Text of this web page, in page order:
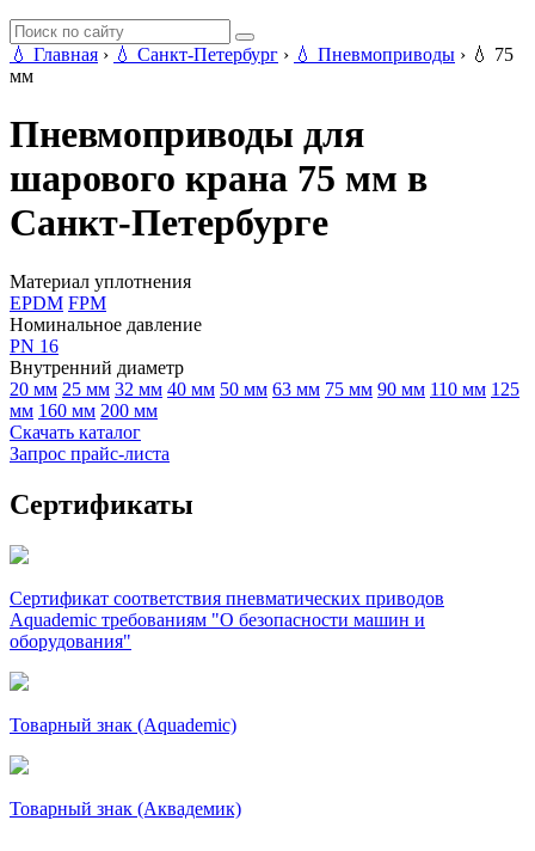
💧 Главная › 💧 Санкт-Петербург › 💧 Пневмоприводы › 💧 75
мм
Пневмоприводы для
шарового крана 75 мм в
Санкт-Петербурге
Материал уплотнения
EPDM FPM
Номинальное давление
PN 16
Внутренний диаметр
20 мм 25 мм 32 мм 40 мм 50 мм 63 мм 75 мм 90 мм 110 мм 125
мм 160 мм 200 мм
Скачать каталог
Запрос прайс-листа
Сертификаты
Сертификат соответствия пневматических приводов
Aquademic требованиям "О безопасности машин и
оборудования"
Товарный знак (Aquademic)
Товарный знак (Аквадемик)